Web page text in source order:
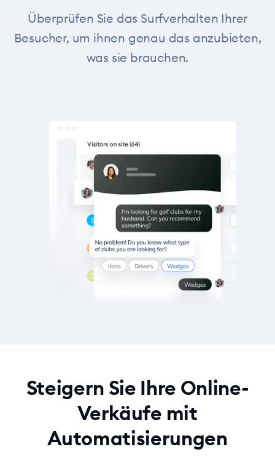
Überprüfen Sie das Surfverhalten Ihrer
Besucher, um ihnen genau das anzubieten,
was sie brauchen.
Steigern Sie Ihre Online-
Verkäufe mit
Automatisierungen